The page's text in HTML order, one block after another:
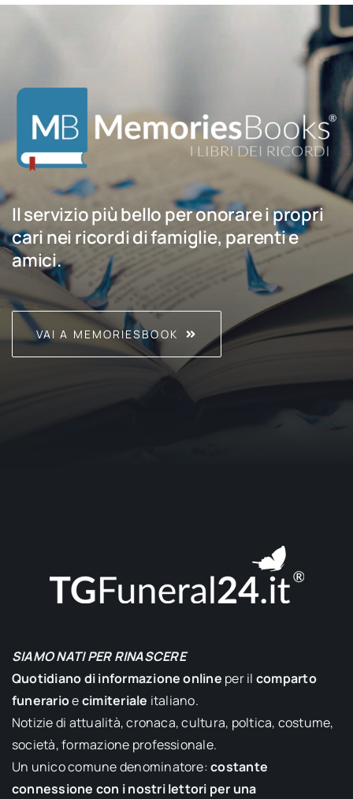
Il servizio più bello per onorare i propri
cari nei ricordi di famiglie, parenti e
amici.
VAI A MEMORIESBOOK
SIAMO NATI PER RINASCERE
Quotidiano di informazione online per il comparto
funerarioecimiteriale italiano.
Notizie di attualità, cronaca, cultura, poltica, costume,
società, formazione professionale.
Un unico comune denominatore:costante
connessione con i nostri lettori per una